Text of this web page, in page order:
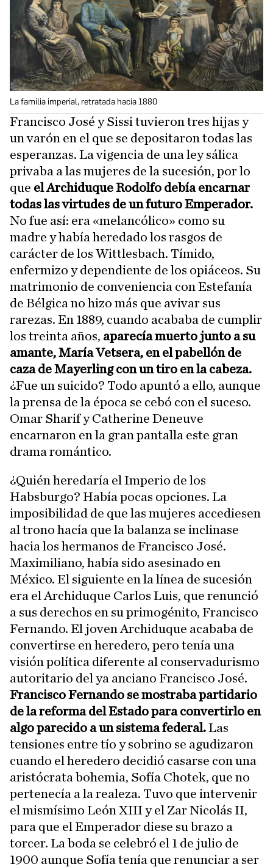
La familia imperial, retratada hacia 1880
Francisco José y Sissi tuvieron tres hijas y
un varón en el que se depositaron todas las
esperanzas. La vigencia de una ley sálica
privaba a las mujeres de la sucesión, por lo
que el Archiduque Rodolfo debía encarnar
todas las virtudes de un futuro Emperador.
No fue así: era «melancólico» como su
madre y había heredado los rasgos de
carácter de los Wittlesbach. Tímido,
enfermizo y dependiente de los opiáceos. Su
matrimonio de conveniencia con Estefanía
de Bélgica no hizo más que avivar sus
rarezas. En 1889, cuando acababa de cumplir
los treinta años, aparecía muerto junto a su
amante, María Vetsera, en el pabellón de
caza de Mayerling con un tiro en la cabeza.
¿Fue un suicido? Todo apuntó a ello, aunque
la prensa de la época se cebó con el suceso.
Omar Sharif y Catherine Deneuve
encarnaron en la gran pantalla este gran
drama romántico.
¿Quién heredaría el Imperio de los
Habsburgo? Había pocas opciones. La
imposibilidad de que las mujeres accediesen
al trono hacía que la balanza se inclinase
hacia los hermanos de Francisco José.
Maximiliano, había sido asesinado en
México. El siguiente en la línea de sucesión
era el Archiduque Carlos Luis, que renunció
a sus derechos en su primogénito, Francisco
Fernando. El joven Archiduque acababa de
convertirse en heredero, pero tenía una
visión política diferente al conservadurismo
autoritario del ya anciano Francisco José.
Francisco Fernando se mostraba partidario
de la reforma del Estado para convertirlo en
algo parecido a un sistema federal.Las
tensiones entre tío y sobrino se agudizaron
cuando el heredero decidió casarse con una
aristócrata bohemia, Sofía Chotek, que no
pertenecía a la realeza. Tuvo que intervenir
el mismísimo León XIII y el Zar Nicolás II,
para que el Emperador diese su brazo a
torcer. La boda se celebró el 1 de julio de
1900 aunque Sofía tenía que renunciar a ser